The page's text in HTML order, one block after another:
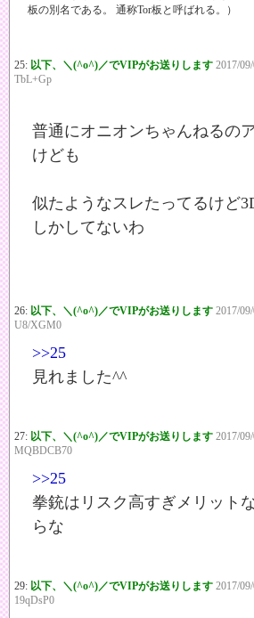
板の別名である。 通称Tor板と呼ばれる。）
25: 以下、＼(^o^)／でVIPがお送りします 2017/
TbL+Gp
普通にオニオンちゃんねるの
けども
似たようなスレたってるけど
しかしてないわ
26: 以下、＼(^o^)／でVIPがお送りします 2017/
U8/XGM0
>>25
見れました^^
27: 以下、＼(^o^)／でVIPがお送りします 2017/
MQBDCB70
>>25
拳銃はリスク高すぎメリット
らな
29: 以下、＼(^o^)／でVIPがお送りします 2017/
19qDsP0